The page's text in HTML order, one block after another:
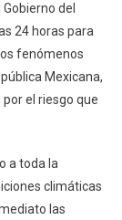
Colima,
Jalisco
Y
Michoacán,
del
24 horas para
fenómenos
Mexicana,
el riesgo que
a toda la
climáticas
las